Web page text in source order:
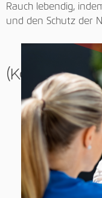
Rauch lebendig,
und den Schutz der
(Kopie 1)